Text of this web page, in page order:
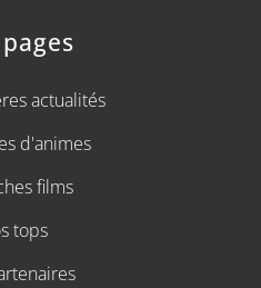
actualités
d'animes
films
tops